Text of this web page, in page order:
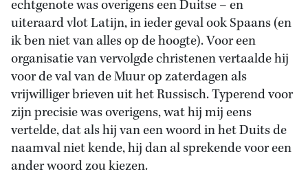
echtgenote was overigens een Duitse – en
uiteraard vlot Latijn, in ieder geval ook Spaans (en
ik ben niet van alles op de hoogte). Voor een
organisatie van vervolgde christenen vertaalde hij
voor de val van de Muur op zaterdagen als
vrijwilliger brieven uit het Russisch. Typerend voor
zijn precisie was overigens, wat hij mij eens
vertelde, dat als hij van een woord in het Duits de
naamval niet kende, hij dan al sprekende voor een
ander woord zou kiezen.